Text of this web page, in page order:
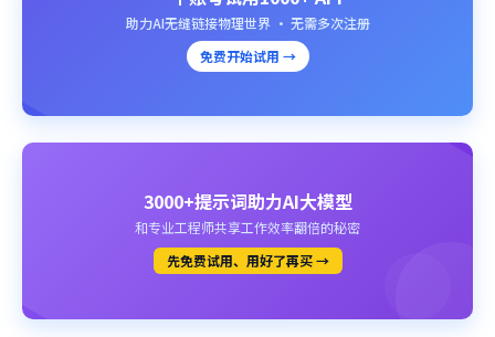
助力AI无缝链接物理世界 · 无需多次注册
免费开始试用 →
3000+提示词助力AI大模型
和专业工程师共享工作效率翻倍的秘密
先免费试用、用好了再买 →